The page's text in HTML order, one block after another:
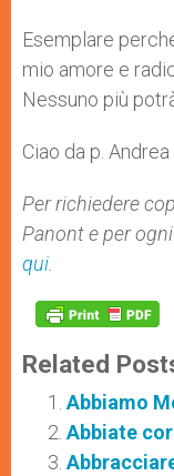
Esemplare
mio amore e
Nessuno più
Ciao da p. Andrea
Per richiedere
Panont e per
qui
Related
Abbiamo
Abbiate